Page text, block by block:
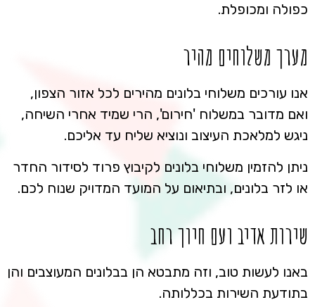
כפולה ומכופלת.
מערך משלוחים מהיר
אנו עורכים משלוחי בלונים מהירים לכל אזור הצפון,
ואם מדובר במשלוח 'חירום', הרי שמיד אחרי השיחה,
ניגש למלאכת העיצוב ונוציא שליח עד אליכם.
ניתן להזמין משלוחי בלונים לקיבוץ פרוד לסידור החדר
או לזר בלונים, ובתיאום על המועד המדויק שנוח לכם.
שירות אדיב ועם חיוך רחב
באנו לעשות טוב, וזה מתבטא הן בבלונים המעוצבים והן
בתודעת השירות בכללותה.